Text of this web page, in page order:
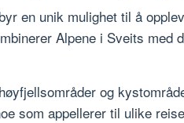
en unik mulighet til å
Alpene i Sveits med
og
som appellerer til ulike